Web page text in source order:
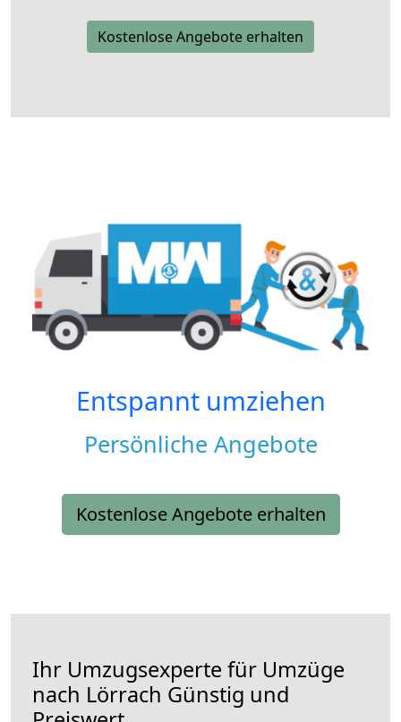
Kostenlose Angebote erhalten
Entspannt umziehen
Persönliche Angebote
Kostenlose Angebote erhalten
Ihr Umzugsexperte für Umzüge
nach Lörrach Günstig und